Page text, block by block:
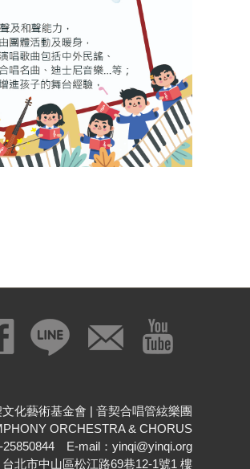
化藝術基金會 | 音契合唱管絃樂團
ORCHESTRA & CHORUS
E-mail：yinqi@yinqi.org
北市中山區松江路69巷12-1號1 樓